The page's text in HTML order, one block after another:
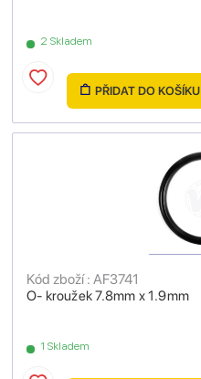
2 Skladem
PŘIDAT DO KOŠÍKU
O- kroužek 7.8mm x 1.9mm
Kód zboží : AF3741
1 Skladem